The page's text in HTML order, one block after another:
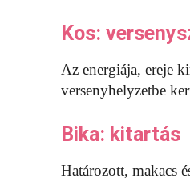
Kos:
Az energiája, ereje
versenyhelyzetbe
Bika: kitartás
Határozott, makacs